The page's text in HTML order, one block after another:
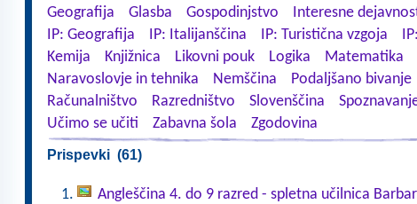
Geografija
Glasba Gospodinjstvo Interesne
IP: Geografija
IP: Italijanščina IP: Turistična vzgoja
Kemija
Knjižnica Likovni pouk Logika Matematika
Naravoslovje in tehnika
Nemščina Podaljšano bivanje
Računalništvo
Razredništvo Slovenščina
Učimo se učiti
Zabavna šola Zgodovina
Prispevki (61)
Angleščina 4. do 9 razred - spletna učilnica